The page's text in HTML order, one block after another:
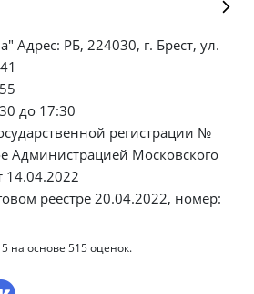
Адрес: РБ, 224030, г. Брест, ул.
до 17:30
регистрации №
Администрацией Московского
14.04.2022
реестре 20.04.2022, номер:
5 на основе 515оценок.